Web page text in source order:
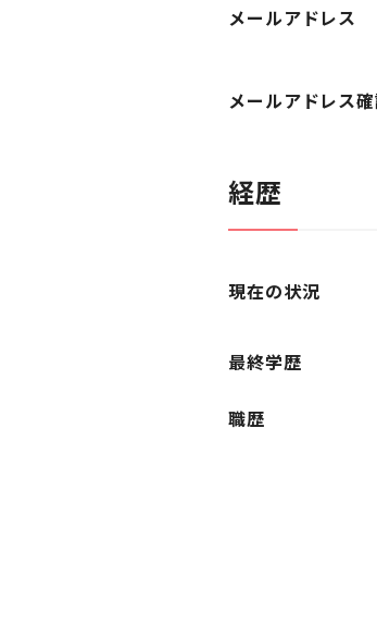
メールアドレス
メールアドレス
経歴
現在の状況
最終学歴
職歴